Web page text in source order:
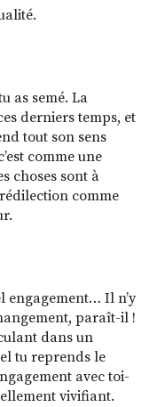
as semé. La
derniers temps, et
tout son sens
comme une
choses sont à
comme
engagement… Il n’y
paraît-il !
dans un
tu reprends le
avec toi-
vivifiant.